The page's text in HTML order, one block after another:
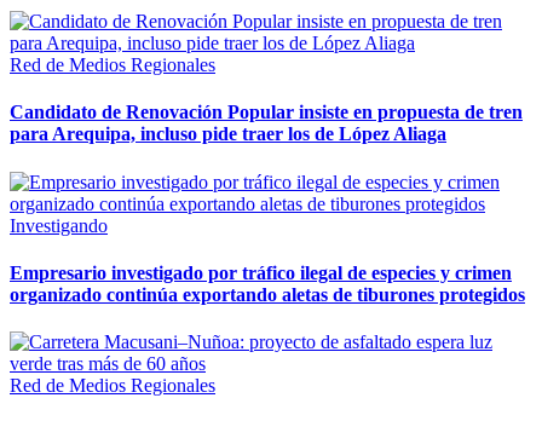
Red de Medios Regionales
Candidato de Renovación Popular insiste en propuesta de tren
para Arequipa, incluso pide traer los de López Aliaga
Investigando
Empresario investigado por tráfico ilegal de especies y crimen
organizado continúa exportando aletas de tiburones protegidos
Red de Medios Regionales